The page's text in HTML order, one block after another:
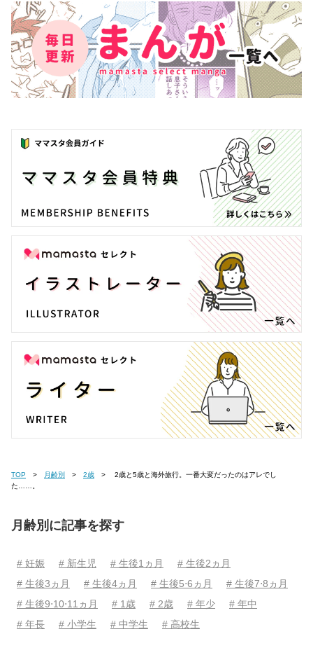
TOP 月齢別 2歳
た……。
月齢別に記事を探す
# 妊娠 # 新生児 # 生後1ヵ月
# 生後2ヵ月
# 生後3ヵ月
# 生後4ヵ月 # 生後5⋅6ヵ月
# 生後7⋅8ヵ月
# 生後9⋅10⋅11ヵ月
# 1歳 # 2歳 # 年少
# 年中
# 年長
# 小学生 # 中学生 # 高校生